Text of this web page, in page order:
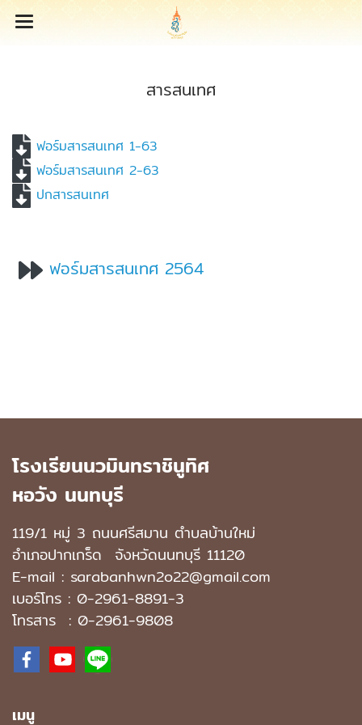
สารสนเทศ
ฟอร์มสารสนเทศ 1-63
ฟอร์มสารสนเทศ 2-63
ปกสารสนเทศ
ฟอร์มสารสนเทศ 2564
โรงเรียนนวมินทราชินูทิศ
หอวัง นนทบุรี
119/1 หมู่ 3 ถนนศรีสมาน ตำบลบ้านใหม่
อำเภอปากเกร็ด จังหวัดนนทบุรี 11120
E-mail : sarabanhwn2o22@gmail.com
เบอร์โทร : 0-2961-8891-3
โทรสาร : 0-2961-9808
เมนู